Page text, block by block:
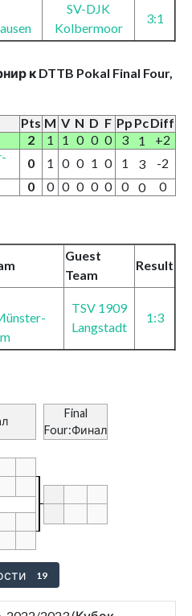
SV-DJK
Kolbermoor
3:1
к DTTB Pokal Final Four,
Pts M V N D F Pp PcDiff
2 1 1 0 0 0 3 1
+2
0 1 0 0 1 0 1 3
-2
0 0 0 0 0 0 0 0 0
Guest
Team
Result
TSV 1909
Langstadt
1:3
Final
Four:Финал
19